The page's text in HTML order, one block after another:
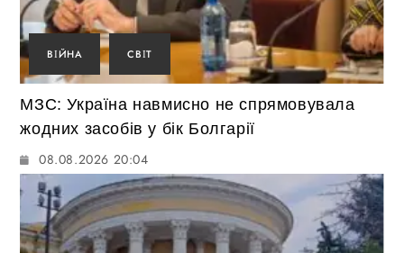
ВІЙНА СВІТ
МЗС: Україна навмисно не спрямовувала
жодних засобів у бік Болгарії
08.08.2026 20:04